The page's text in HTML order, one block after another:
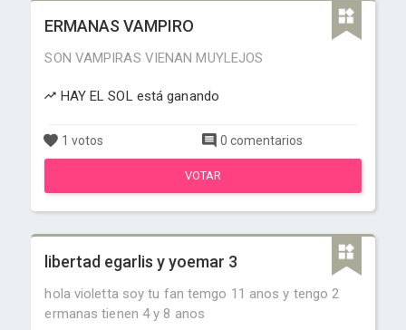
ERMANAS VAMPIRO
SON VAMPIRAS VIENAN MUYLEJOS
HAY EL SOL está ganando
1 votos 0 comentarios
VOTAR
libertad egarlis y yoemar 3
hola violetta soy tu fan temgo 11 anos y tengo 2
ermanas tienen 4 y 8 anos